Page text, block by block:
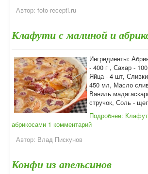
Автор: foto-recepti.ru
Клафути с малиной и
Ингредиенты:
- 400 г , Сахар -
Яйца - 4 шт,
450 мл, Масло
Ваниль
стручок, Соль -
Подробнее:
абрикосами 1 комментарий
Автор: Влад Пискунов
Конфи из апельсинов